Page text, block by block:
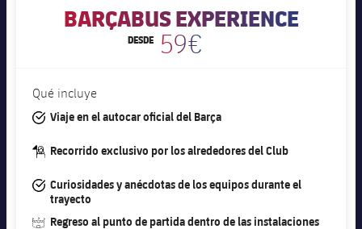
Jugadores
Historia
Clasificaciones
Juvenil
Alevín
Noticias
Atletismo
Masculino
Femenino
Agenda
Actualidad
Jugadores
Calendario
Hockey sobre hielo
plusicon
más
Actualidad
Jugadores
Noticias
Patinaje artístico
plusicon
BARÇABUS EXPERIENCE
DESDE 59€
Qué incluye
#tick
Viaje en el autocar oficial del Barça
#guide-dark
Recorrido exclusivo por los alrededores del Club
#tick
Curiosidades y anécdotas de los equipos durante el
trayecto
#stadium
Regreso al punto de partida dentro de las instalaciones